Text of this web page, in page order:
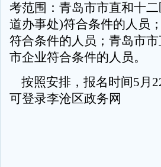
考范围：青岛市市直和十
道办事处)符合条件的人员
符合条件的人员；青岛市
市企业符合条件的人员。
按照安排，报名时间5月
可登录李沧区政务网